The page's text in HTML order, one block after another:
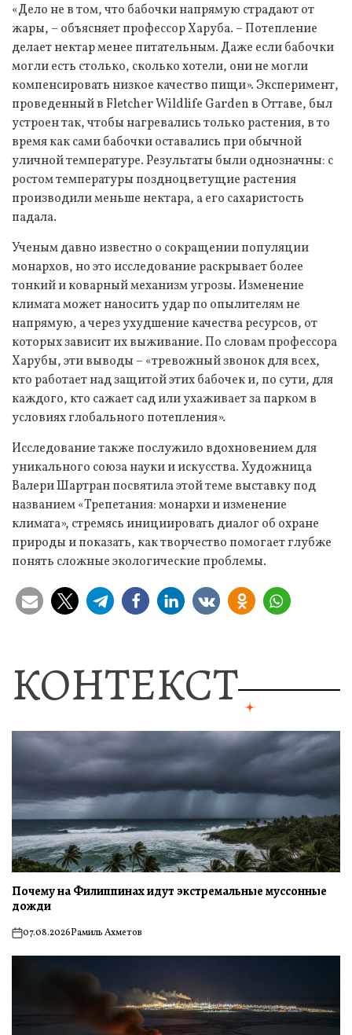
«Дело не в том, что бабочки напрямую страдают от
жары, – объясняет профессор Харуба. – Потепление
делает нектар менее питательным. Даже если бабочки
могли есть столько, сколько хотели, они не могли
компенсировать низкое качество пищи». Эксперимент,
проведенный в Fletcher Wildlife Garden в Оттаве, был
устроен так, чтобы нагревались только растения, в то
время как сами бабочки оставались при обычной
уличной температуре. Результаты были однозначны: с
ростом температуры поздноцветущие растения
производили меньше нектара, а его сахаристость
падала.
Ученым давно известно о сокращении популяции
монархов, но это исследование раскрывает более
тонкий и коварный механизм угрозы. Изменение
климата может наносить удар по опылителям не
напрямую, а через ухудшение качества ресурсов, от
которых зависит их выживание. По словам профессора
Харубы, эти выводы – «тревожный звонок для всех,
кто работает над защитой этих бабочек и, по сути, для
каждого, кто сажает сад или ухаживает за парком в
условиях глобального потепления».
Исследование также послужило вдохновением для
уникального союза науки и искусства. Художница
Валери Шартран посвятила этой теме выставку под
названием «Трепетания: монархи и изменение
климата», стремясь инициировать диалог об охране
природы и показать, как творчество помогает глубже
понять сложные экологические проблемы.
КОНТЕКСТ
Почему на Филиппинах идут экстремальные муссонные
дожди
on07.08.2026Рамиль Ахметов